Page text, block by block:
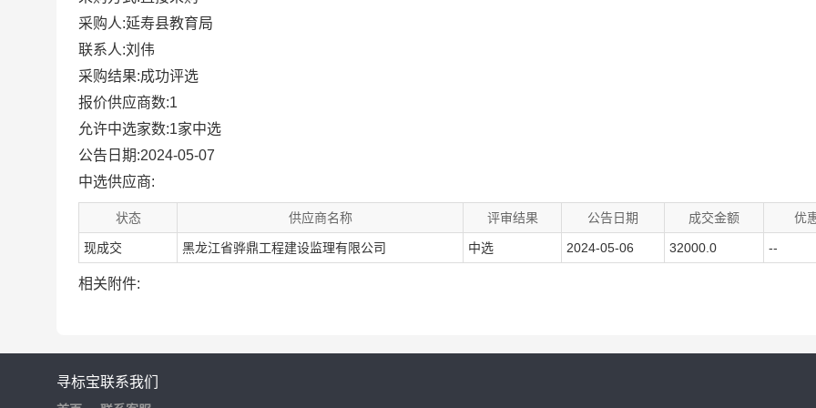
采购人:延寿县教育局
联系人:刘伟
采购结果:成功评选
报价供应商数:1
允许中选家数:1家中选
公告日期:2024-05-07
中选供应商:
状态 供应商名称 评审结果 公告日期 成交金额 优
现成交 黑龙江省骅鼎工程建设监理有限公司 中选 2024-05-06 32000.0 --
相关附件:
寻标宝联系我们